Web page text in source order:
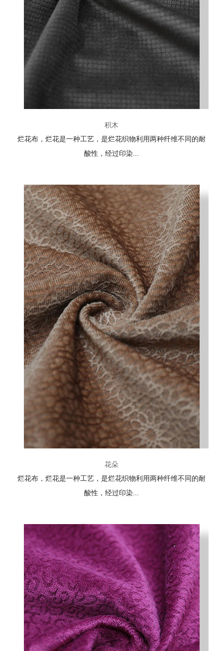
积木
烂花布，烂花是一种工艺，是烂花织物利用两种纤维不同的耐
酸性，经过印染...
花朵
烂花布，烂花是一种工艺，是烂花织物利用两种纤维不同的耐
酸性，经过印染...